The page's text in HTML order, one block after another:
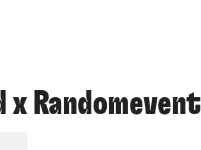
x Randomevent